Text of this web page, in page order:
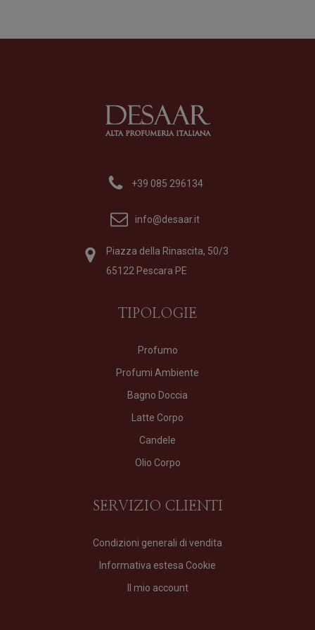
+39 085 296134
info@desaar.it
Piazza della Rinascita, 50/3
65122 Pescara PE
TIPOLOGIE
Profumo
Profumi Ambiente
Bagno Doccia
Latte Corpo
Candele
Olio Corpo
SERVIZIO CLIENTI
Condizioni generali di vendita
Informativa estesa Cookie
Il mio account